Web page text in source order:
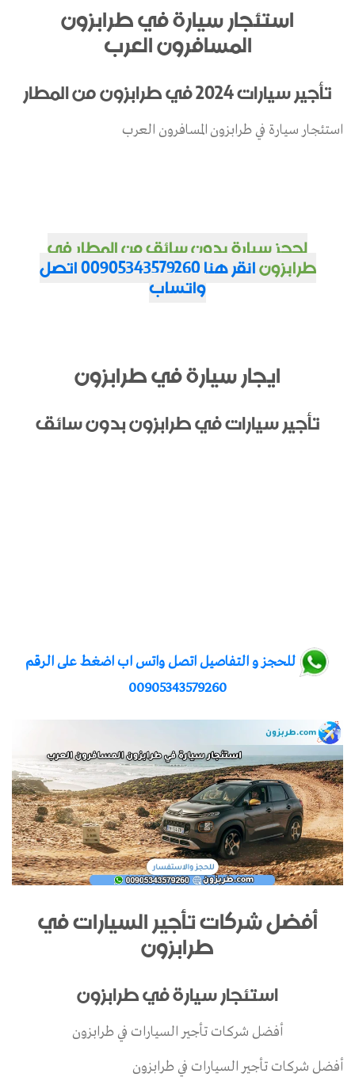
استئجار سيارة في طرابزون
المسافرون العرب
تأجير سيارات 2024 في طرابزون من المطار
استئجار سيارة في طرابزون المسافرون العرب
لحجز سيارة بدون سائق من المطار في
طرابزون انقر هنا 00905343579260 اتصل
واتساب
ايجار سيارة في طرابزون
تأجير سيارات في طرابزون بدون سائق
للحجز و التفاصيل اتصل واتس اب اضغط على الرقم
00905343579260
أفضل شركات تأجير السيارات في
طرابزون
استئجار سيارة في طرابزون
أفضل شركات تأجير السيارات في طرابزون
أفضل شركات تأجير السيارات في طرابزون